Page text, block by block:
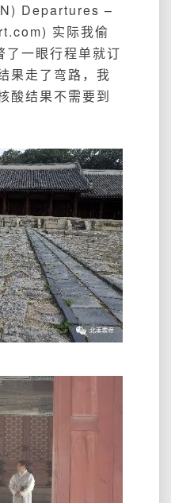
Departures –
实际我偷
了一眼行程单就订
果走了弯路，我
酸结果不需要到